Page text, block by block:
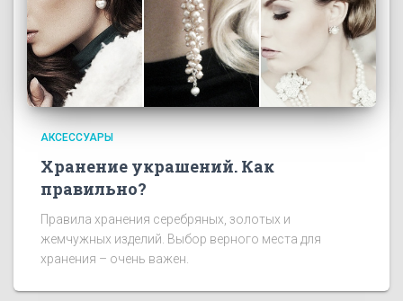
АКСЕССУАРЫ
Хранение украшений. Как
правильно?
Правила хранения серебряных, золотых и
жемчужных изделий. Выбор верного места для
хранения – очень важен.